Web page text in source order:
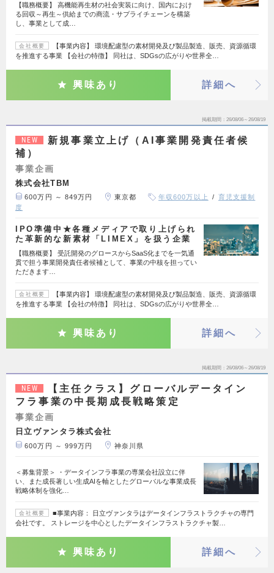
【職務概要】 高機能再生材の社会実装に向け、国内におけ
る回収～再生～供給までの商流・サプライチェーンを構築
し、事業として成…
会社概要
【事業内容】 環境配慮型の素材開発及び製品製造、販売、資源循環
を推進する事業 【会社の特徴】 同社は、SDGsの広がりや世界全…
興味あり 詳細へ
掲載期間 26/08/06～26/08/19
NEW
新規事業立上げ（AI事業開発責任者候
補）
事業企画
株式会社TBM
600万円 ～ 849万円 東京都 年収600万以上
育児支援制
度
IPO準備中★各種メディアで取り上げられ
た革新的な新素材「LIMEX」を扱う企業
【職務概要】 受託開発のグロースからSaaS化までを一気通
貫で担う事業開発責任者候補として、事業の中核を担ってい
ただきます…
会社概要
【事業内容】 環境配慮型の素材開発及び製品製造、販売、資源循環
を推進する事業 【会社の特徴】 同社は、SDGsの広がりや世界全…
興味あり 詳細へ
掲載期間 26/08/06～26/08/19
NEW
【主任クラス】グローバルデータイン
フラ事業の中長期成長戦略策定
事業企画
日立ヴァンタラ株式会社
600万円 ～ 999万円 神奈川県
＜募集背景＞ ・データインフラ事業の専業会社設立に伴
い、また成長著しい生成AIを軸としたグローバルな事業成長
戦略体制を強化…
会社概要
■事業内容： 日立ヴァンタラはデータインフラストラクチャの専門
会社です。 ストレージを中心としたデータインフラストラクチャ製…
興味あり 詳細へ